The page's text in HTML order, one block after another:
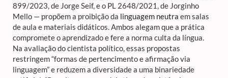
899/2023, de Jorge Seif, e o PL 2648/2021, de Jorginho
Mello — propõem a proibição da linguagem neutra em salas
de aula e materiais didáticos. Ambos alegam que a prática
compromete o aprendizado e fere a norma culta da língua.
Na avaliação do cientista político, essas propostas
restringem “formas de pertencimento e afirmação via
linguagem” e reduzem a diversidade a uma binariedade